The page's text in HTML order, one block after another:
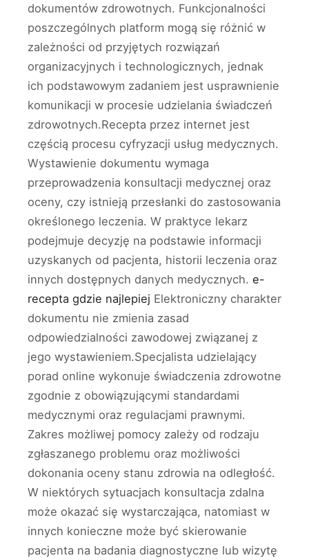
dokumentów zdrowotnych. Funkcjonalności
poszczególnych platform mogą się różnić w
zależności od przyjętych rozwiązań
organizacyjnych i technologicznych, jednak
ich podstawowym zadaniem jest usprawnienie
komunikacji w procesie udzielania świadczeń
zdrowotnych.Recepta przez internet jest
częścią procesu cyfryzacji usług medycznych.
Wystawienie dokumentu wymaga
przeprowadzenia konsultacji medycznej oraz
oceny, czy istnieją przesłanki do zastosowania
określonego leczenia. W praktyce lekarz
podejmuje decyzję na podstawie informacji
uzyskanych od pacjenta, historii leczenia oraz
innych dostępnych danych medycznych. e-
recepta gdzie najlepiej Elektroniczny charakter
dokumentu nie zmienia zasad
odpowiedzialności zawodowej związanej z
jego wystawieniem.Specjalista udzielający
porad online wykonuje świadczenia zdrowotne
zgodnie z obowiązującymi standardami
medycznymi oraz regulacjami prawnymi.
Zakres możliwej pomocy zależy od rodzaju
zgłaszanego problemu oraz możliwości
dokonania oceny stanu zdrowia na odległość.
W niektórych sytuacjach konsultacja zdalna
może okazać się wystarczająca, natomiast w
innych konieczne może być skierowanie
pacjenta na badania diagnostyczne lub wizytę